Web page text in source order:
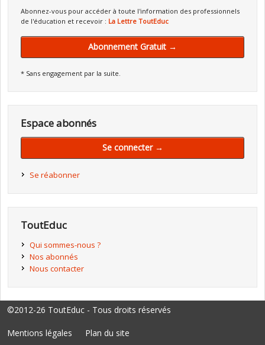
Abonnez-vous pour accéder à toute l'information des professionnels
de l'éducation et recevoir : La Lettre ToutEduc
Abonnement Gratuit →
* Sans engagement par la suite.
Espace abonnés
Se connecter →
Se réabonner
ToutEduc
Qui sommes-nous ?
Nos abonnés
Nous contacter
©2012-26 ToutEduc - Tous droits réservés
Mentions légales Plan du site